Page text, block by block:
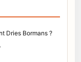
Dries Bormans ?